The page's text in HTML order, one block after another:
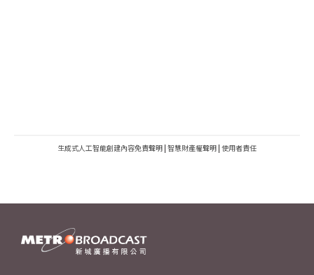
生成式人工智能創建內容免責聲明 | 智慧財產權聲明 | 使用者責任